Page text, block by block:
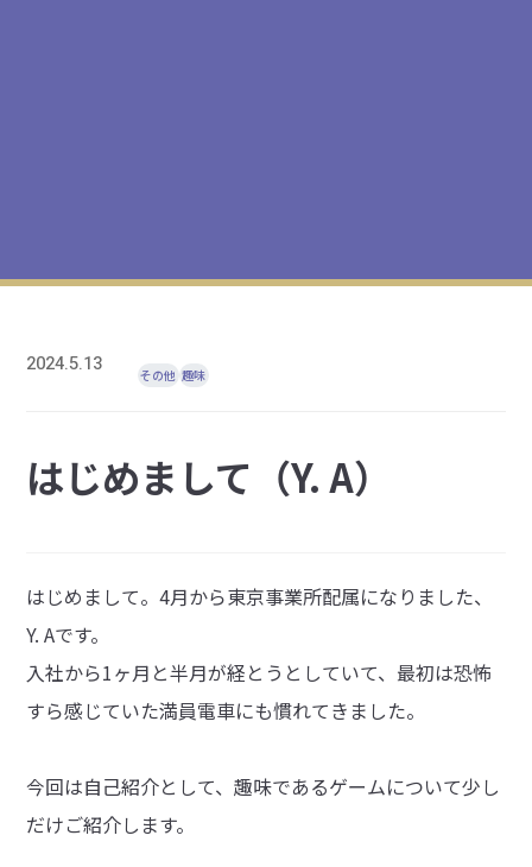
2024.5.13 その他 趣味
はじめまして（Y. A）
はじめまして。4月から東京事業所配属になりました、
Y. Aです。
入社から1ヶ月と半月が経とうとしていて、最初は恐怖
すら感じていた満員電車にも慣れてきました。
今回は自己紹介として、趣味であるゲームについて少し
だけご紹介します。